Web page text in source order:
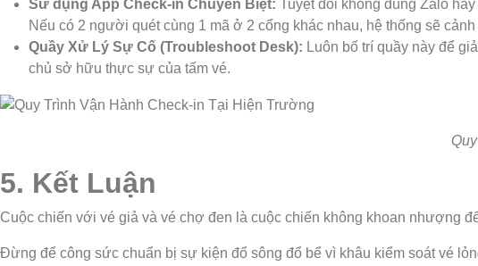
Sử dụng App Check-in Chuyên Biệt: Tuyệt đối không dùng Zalo
Nếu có 2 người quét cùng 1 mã ở 2 cổng khác nhau, hệ thống sẽ
Quầy Xử Lý Sự Cố (Troubleshoot Desk): Luôn bố trí quầy này để
chủ sở hữu thực sự của tấm vé.
5. Kết Luận
Cuộc chiến với vé giả và vé chợ đen là cuộc chiến không khoan nhượng
Đừng để công sức chuẩn bị sự kiện đổ sông đổ bể vì khâu kiểm soát vé